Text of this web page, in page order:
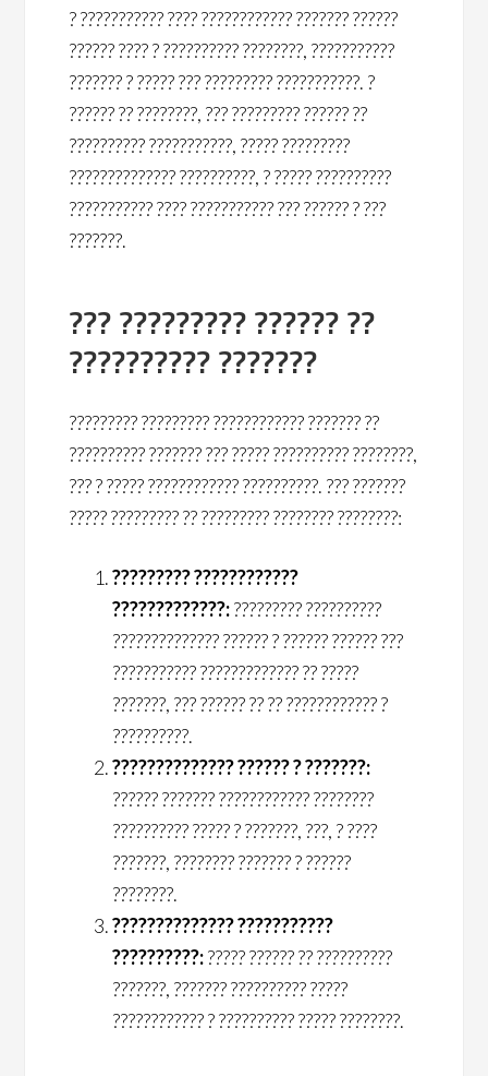
? ??????????? ???? ???????????? ??????? ??????
?????? ???? ? ?????????? ????????, ???????????
??????? ? ????? ??? ????????? ???????????. ?
?????? ?? ????????, ??? ????????? ?????? ??
?????????? ???????????, ????? ?????????
?????????????? ??????????, ? ????? ??????????
??????????? ???? ??????????? ??? ?????? ? ???
???????.
??? ????????? ?????? ??
?????????? ???????
????????? ????????? ???????????? ??????? ??
?????????? ??????? ??? ????? ?????????? ????????,
??? ? ????? ???????????? ??????????. ??? ???????
????? ????????? ?? ????????? ???????? ????????:
????????? ????????????
?????????????:????????? ??????????
?????????????? ?????? ? ?????? ?????? ???
??????????? ????????????? ?? ?????
???????, ??? ?????? ?? ?? ???????????? ?
??????????.
?????????????? ?????? ? ???????:
?????? ??????? ???????????? ????????
?????????? ????? ? ???????, ???, ? ????
???????, ???????? ??????? ? ??????
????????.
?????????????? ???????????
??????????:????? ?????? ?? ??????????
???????, ??????? ?????????? ?????
???????????? ? ?????????? ????? ????????.